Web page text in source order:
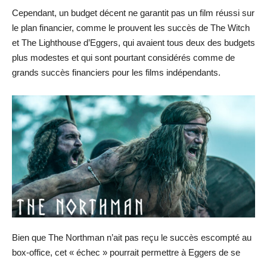
Cependant, un budget décent ne garantit pas un film réussi sur
le plan financier, comme le prouvent les succès de The Witch
et The Lighthouse d’Eggers, qui avaient tous deux des budgets
plus modestes et qui sont pourtant considérés comme de
grands succès financiers pour les films indépendants.
Bien que The Northman n’ait pas reçu le succès escompté au
box-office, cet « échec » pourrait permettre à Eggers de se